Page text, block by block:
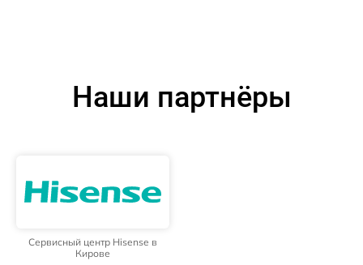
Наши партнёры
Сервисный центр Hisense в
Кирове